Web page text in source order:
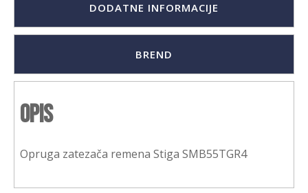
DODATNE INFORMACIJE
BREND
Opis
Opruga zatezača remena Stiga SMB55TGR4